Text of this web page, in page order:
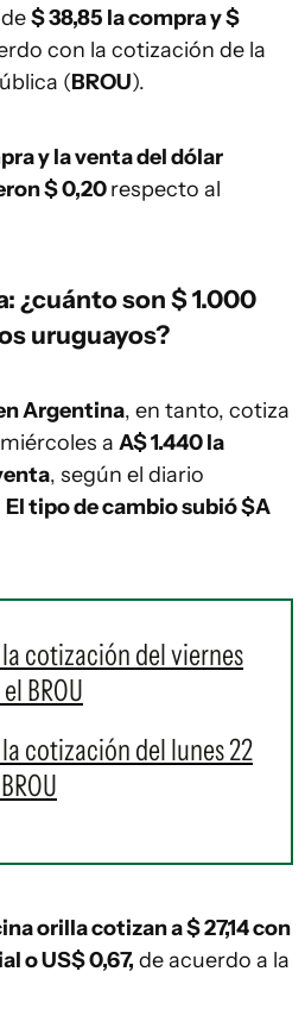
$ 38,85 la compra y $
con la cotización de la
(BROU).
y la venta del dólar
$ 0,20respecto al
¿cuánto son $ 1.000
uruguayos?
Argentina, en tanto, cotiza
a A$ 1.440 la
, según el diario
El tipo de cambio subió $A
cotización del viernes
BROU
cotización del lunes 22
orilla cotizan a $ 27,14 con
o US$ 0,67, de acuerdo a la